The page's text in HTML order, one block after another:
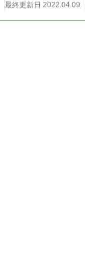
最終更新日 2022.04.09